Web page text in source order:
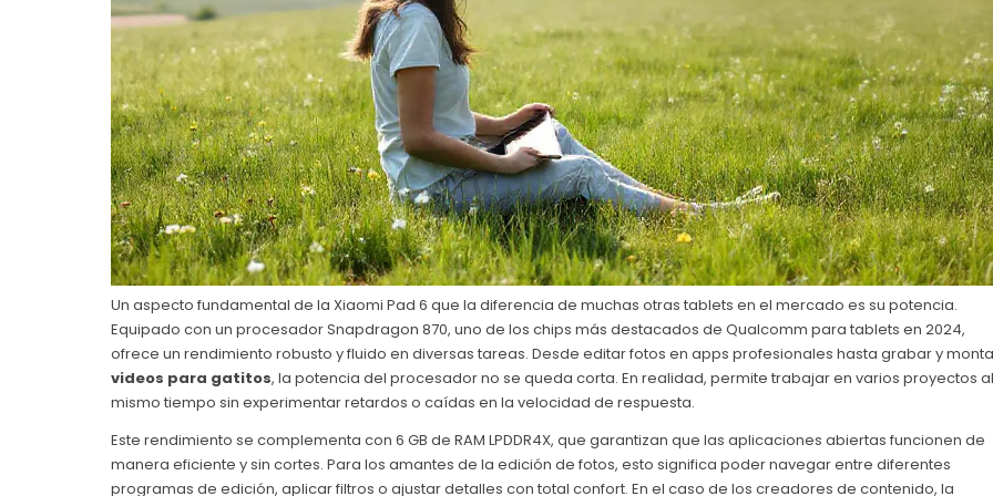
Un aspecto fundamental de la Xiaomi Pad 6 que la diferencia de muchas otras tablets en el mercado es su potencia.
Equipado con un procesador Snapdragon 870, uno de los chips más destacados de Qualcomm para tablets en 2024,
ofrece un rendimiento robusto y fluido en diversas tareas. Desde editar fotos en apps profesionales hasta grabar y
videos para gatitos, la potencia del procesador no se queda corta. En realidad, permite trabajar en varios proyectos al
mismo tiempo sin experimentar retardos o caídas en la velocidad de respuesta.
Este rendimiento se complementa con 6 GB de RAM LPDDR4X, que garantizan que las aplicaciones abiertas funcionen de
manera eficiente y sin cortes. Para los amantes de la edición de fotos, esto significa poder navegar entre diferentes
programas de edición, aplicar filtros o ajustar detalles con total confort. En el caso de los creadores de contenido, la